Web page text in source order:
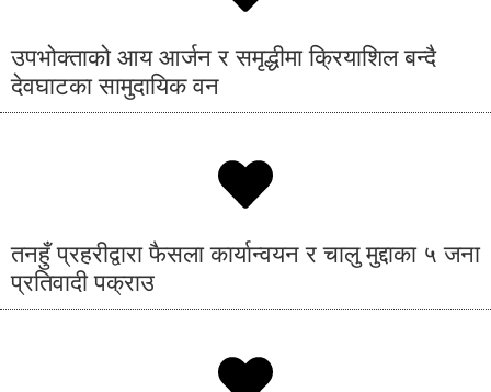
उपभोक्ताको आय आर्जन र समृद्धीमा क्रियाशिल बन्दै
देवघाटका सामुदायिक वन
तनहुँ प्रहरीद्वारा फैसला कार्यान्वयन र चालु मुद्दाका ५ जना
प्रतिवादी पक्राउ